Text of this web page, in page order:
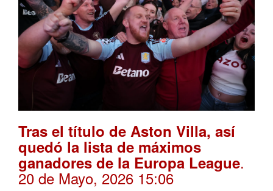
Tras el título de Aston Villa, así
quedó la lista de máximos
ganadores de la Europa League.
20 de Mayo, 2026 15:06